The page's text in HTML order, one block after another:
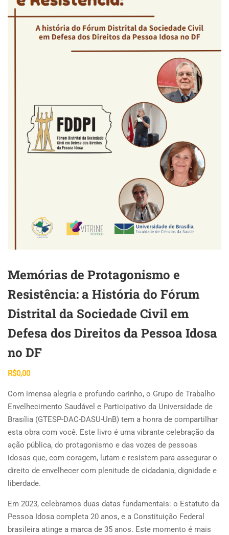
Memórias de Protagonismo e
Resistência: a História do Fórum
Distrital da Sociedade Civil em
Defesa dos Direitos da Pessoa Idosa
no DF
R$0,00
Com imensa alegria e profundo carinho, o Grupo de Trabalho
Envelhecimento Saudável e Participativo da Universidade de
Brasília (GTESP-DAC-DASU-UnB) tem a honra de compartilhar
esta obra com você. Este livro é uma vibrante celebração da
ação pública, do protagonismo e das vozes de pessoas
idosas que, com coragem, lutam e resistem para assegurar o
direito de envelhecer com plenitude de cidadania, dignidade e
liberdade.
Em 2023, celebramos duas datas fundamentais: o Estatuto da
Pessoa Idosa completa 20 anos, e a Constituição Federal
brasileira atinge a marca de 35 anos. Este momento é mais